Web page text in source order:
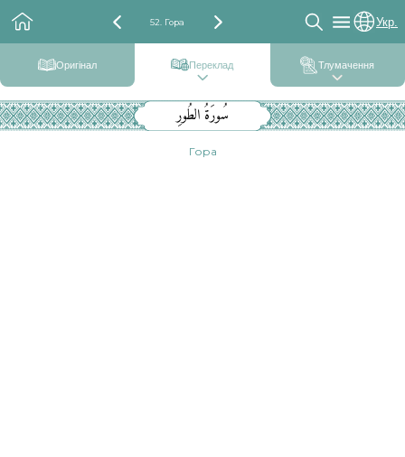
52. Гора Укр.
Оригінал Переклад Тлумачення
سُورَةُ الطُورِ
Гора